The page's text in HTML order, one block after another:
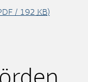
/ 192 KB)